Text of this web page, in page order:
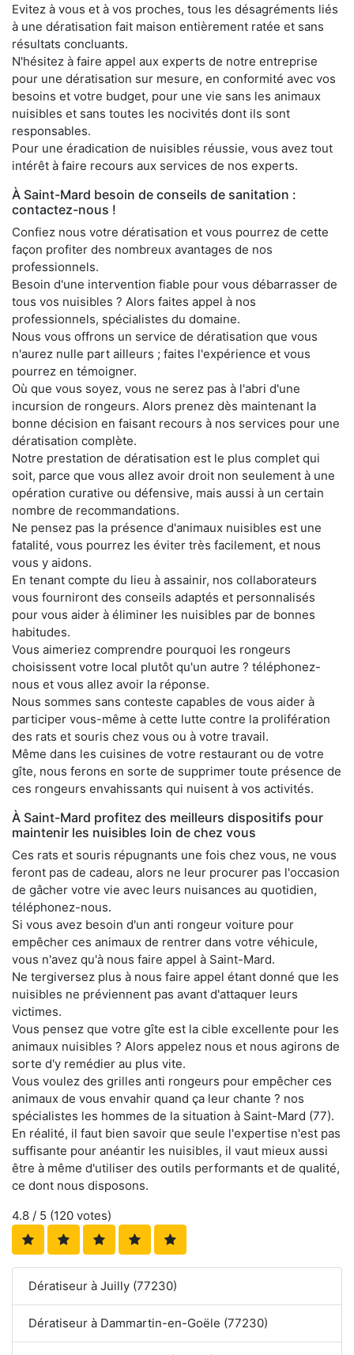
Evitez à vous et à vos proches, tous les désagréments liés
à une dératisation fait maison entièrement ratée et sans
résultats concluants.
N'hésitez à faire appel aux experts de notre entreprise
pour une dératisation sur mesure, en conformité avec vos
besoins et votre budget, pour une vie sans les animaux
nuisibles et sans toutes les nocivités dont ils sont
responsables.
Pour une éradication de nuisibles réussie, vous avez tout
intérêt à faire recours aux services de nos experts.
À Saint-Mard besoin de conseils de sanitation :
contactez-nous !
Confiez nous votre dératisation et vous pourrez de cette
façon profiter des nombreux avantages de nos
professionnels.
Besoin d'une intervention fiable pour vous débarrasser de
tous vos nuisibles ? Alors faites appel à nos
professionnels, spécialistes du domaine.
Nous vous offrons un service de dératisation que vous
n'aurez nulle part ailleurs ; faites l'expérience et vous
pourrez en témoigner.
Où que vous soyez, vous ne serez pas à l'abri d'une
incursion de rongeurs. Alors prenez dès maintenant la
bonne décision en faisant recours à nos services pour une
dératisation complète.
Notre prestation de dératisation est le plus complet qui
soit, parce que vous allez avoir droit non seulement à une
opération curative ou défensive, mais aussi à un certain
nombre de recommandations.
Ne pensez pas la présence d'animaux nuisibles est une
fatalité, vous pourrez les éviter très facilement, et nous
vous y aidons.
En tenant compte du lieu à assainir, nos collaborateurs
vous fourniront des conseils adaptés et personnalisés
pour vous aider à éliminer les nuisibles par de bonnes
habitudes.
Vous aimeriez comprendre pourquoi les rongeurs
choisissent votre local plutôt qu'un autre ? téléphonez-
nous et vous allez avoir la réponse.
Nous sommes sans conteste capables de vous aider à
participer vous-même à cette lutte contre la prolifération
des rats et souris chez vous ou à votre travail.
Même dans les cuisines de votre restaurant ou de votre
gîte, nous ferons en sorte de supprimer toute présence de
ces rongeurs envahissants qui nuisent à vos activités.
À Saint-Mard profitez des meilleurs dispositifs pour
maintenir les nuisibles loin de chez vous
Ces rats et souris répugnants une fois chez vous, ne vous
feront pas de cadeau, alors ne leur procurer pas l'occasion
de gâcher votre vie avec leurs nuisances au quotidien,
téléphonez-nous.
Si vous avez besoin d'un anti rongeur voiture pour
empêcher ces animaux de rentrer dans votre véhicule,
vous n'avez qu'à nous faire appel à Saint-Mard.
Ne tergiversez plus à nous faire appel étant donné que les
nuisibles ne préviennent pas avant d'attaquer leurs
victimes.
Vous pensez que votre gîte est la cible excellente pour les
animaux nuisibles ? Alors appelez nous et nous agirons de
sorte d'y remédier au plus vite.
Vous voulez des grilles anti rongeurs pour empêcher ces
animaux de vous envahir quand ça leur chante ? nos
spécialistes les hommes de la situation à Saint-Mard (77).
En réalité, il faut bien savoir que seule l'expertise n'est pas
suffisante pour anéantir les nuisibles, il vaut mieux aussi
être à même d'utiliser des outils performants et de qualité,
ce dont nous disposons.
4.8 / 5 (120 votes)
Dératiseur à Juilly (77230)
Dératiseur à Dammartin-en-Goële (77230)